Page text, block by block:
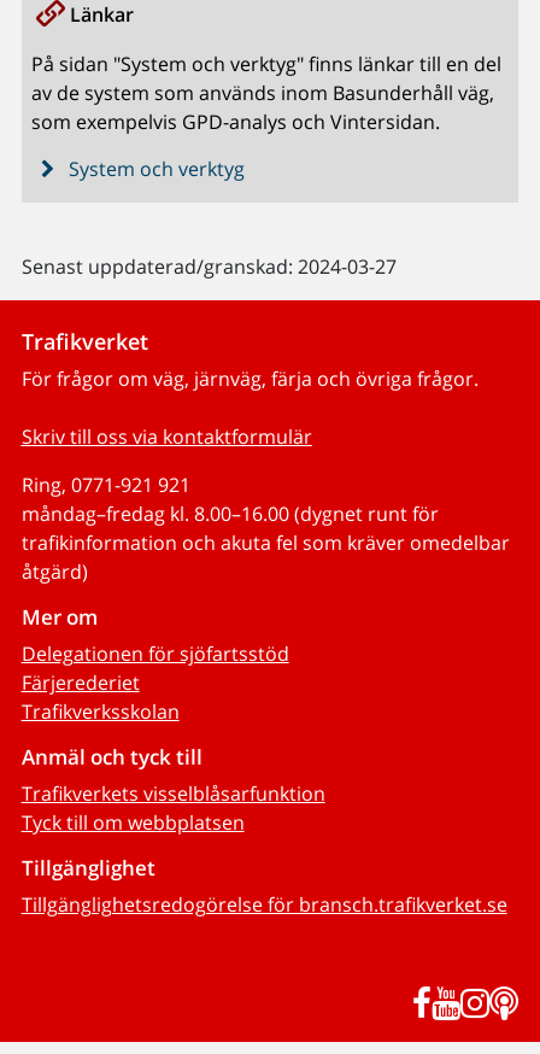
Länkar
På sidan "System och verktyg" finns länkar till en del
av de system som används inom Basunderhåll väg,
som exempelvis GPD-analys och Vintersidan.
System och verktyg
Senast uppdaterad/granskad: 2024-03-27
Trafikverket
För frågor om väg, järnväg, färja och övriga frågor.
Skriv till oss via kontaktformulär
Ring, 0771-921 921
måndag–fredag kl. 8.00–16.00 (dygnet runt för
trafikinformation och akuta fel som kräver omedelbar
åtgärd)
Mer om
Delegationen för sjöfartsstöd
Färjerederiet
Trafikverksskolan
Anmäl och tyck till
Trafikverkets visselblåsarfunktion
Tyck till om webbplatsen
Tillgänglighet
Tillgänglighetsredogörelse för bransch.trafikverket.se
Facebook
YouTube